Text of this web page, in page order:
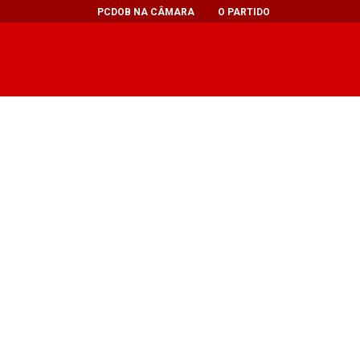
PCDOB NA CÂMARA O PARTIDO